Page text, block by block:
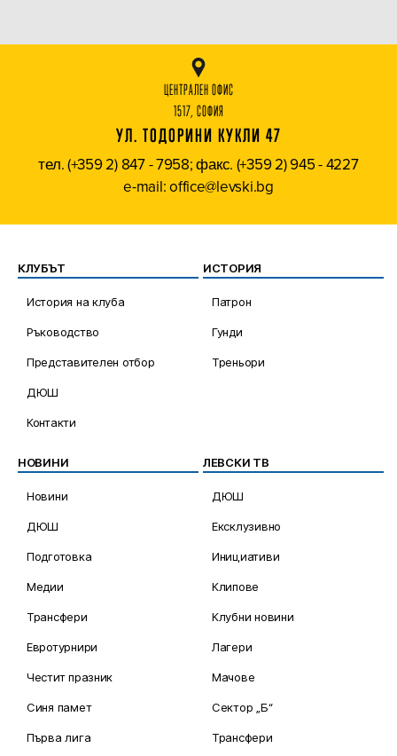
ЦЕНТРАЛЕН ОФИС
1517, СОФИЯ
УЛ. ТОДОРИНИ КУКЛИ 47
тел. (+359 2) 847 - 7958; факс. (+359 2) 945 - 4227
e-mail: office@levski.bg
КЛУБЪТ
История на клуба
Ръководство
Представителен отбор
ДЮШ
Контакти
ИСТОРИЯ
Патрон
Гунди
Треньори
НОВИНИ
Новини
ДЮШ
Подготовка
Медии
Трансфери
Евротурнири
Честит празник
Синя памет
Първа лига
ЛЕВСКИ ТВ
ДЮШ
Ексклузивно
Инициативи
Клипове
Клубни новини
Лагери
Мачове
Сектор „Б“
Трансфери